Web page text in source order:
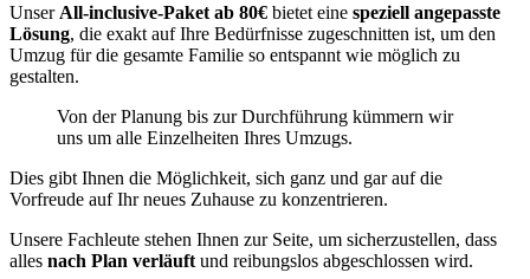
Unser All-inclusive-Paket ab 80€ bietet eine speziell angepasste
Lösung, die exakt auf Ihre Bedürfnisse zugeschnitten ist, um den
Umzug für die gesamte Familie so entspannt wie möglich zu
gestalten.
Von der Planung bis zur Durchführung kümmern wir
uns um alle Einzelheiten Ihres Umzugs.
Dies gibt Ihnen die Möglichkeit, sich ganz und gar auf die
Vorfreude auf Ihr neues Zuhause zu konzentrieren.
Unsere Fachleute stehen Ihnen zur Seite, um sicherzustellen, dass
alles nach Plan verläuft und reibungslos abgeschlossen wird.